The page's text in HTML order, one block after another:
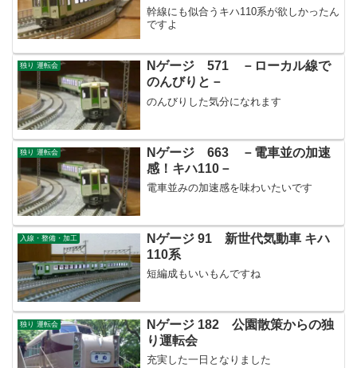
幹線にも似合うキハ110系が欲しかったん
ですよ
独り 運転会
Nゲージ 571 －ローカル線で
のんびりと－
のんびりした気分になれます
独り 運転会
Nゲージ 663 －電車並の加速
感！キハ110－
電車並みの加速感を味わいたいです
入線・整備・加工
Nゲージ 91 新世代気動車 キハ
110系
短編成もいいもんですね
独り 運転会
Nゲージ 182 公園散策からの独
り運転会
充実した一日となりました